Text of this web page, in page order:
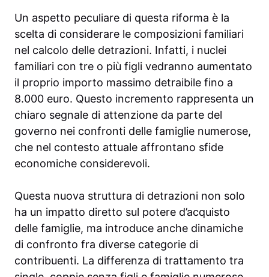
Un aspetto peculiare di questa riforma è la
scelta di considerare le composizioni familiari
nel calcolo delle detrazioni. Infatti, i nuclei
familiari con tre o più figli vedranno aumentato
il proprio importo massimo detraibile fino a
8.000 euro. Questo incremento rappresenta un
chiaro segnale di attenzione da parte del
governo nei confronti delle famiglie numerose,
che nel contesto attuale affrontano sfide
economiche considerevoli.
Questa nuova struttura di detrazioni non solo
ha un impatto diretto sul potere d’acquisto
delle famiglie, ma introduce anche dinamiche
di confronto fra diverse categorie di
contribuenti. La differenza di trattamento tra